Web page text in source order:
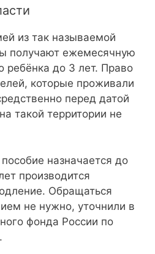
из так называемой
получают ежемесячную
ребёнка до 3 лет. Право
которые проживали
перед датой
такой территории не
назначается до
производится
Обращаться
не нужно, уточнили в
фонда России по